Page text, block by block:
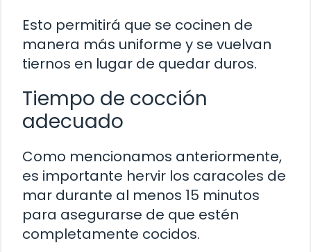
Esto permitirá que se cocinen de
manera más uniforme y se vuelvan
tiernos en lugar de quedar duros.
Tiempo de cocción
adecuado
Como mencionamos anteriormente,
es importante hervir los caracoles de
mar durante al menos 15 minutos
para asegurarse de que estén
completamente cocidos.